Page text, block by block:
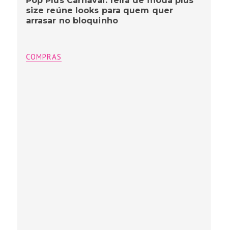
size reúne looks para quem quer
arrasar no bloquinho
COMPRAS